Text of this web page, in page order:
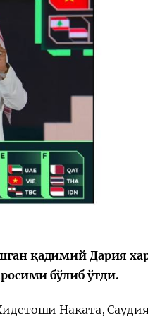
қадимий Дария
бўлиб ўтди.
Наката,